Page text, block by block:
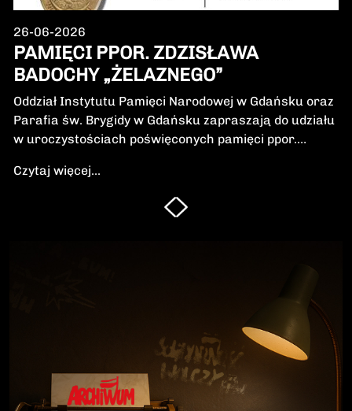
26-06-2026
PAMIĘCI PPOR. ZDZISŁAWA
BADOCHY „ŻELAZNEGO”
Oddział Instytutu Pamięci Narodowej w Gdańsku oraz
Parafia św. Brygidy w Gdańsku zapraszają do udziału
w uroczystościach poświęconych pamięci ppor.
Wileńskiej Brygady Armii Krajowej, dowódcy 5.
szwadronu podczas walk na Pomorzu, jednego z
najbardziej zasłużonych żołnierzy polskiego podziemia
przeciwko niemieckiemu i sowieckiemu okupantowi, a
po zakończeniu wojny pozostał wierny ideałom
wolności. Poległ 28 czerwca 1946 r., a miejsce
ukrycia jego szczątków przez komunistyczny aparat
represji pozostaje do dziś nieznane.Program
Czytaj więcej...